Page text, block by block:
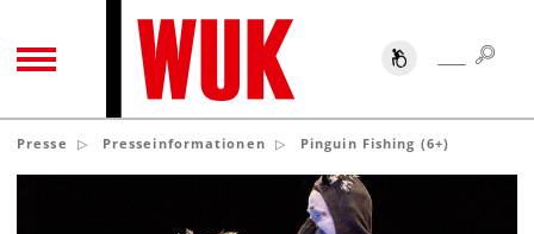
TOGGLE NAVIGATION SUCHE
Presse Presseinformationen Pinguin Fishing (6+)